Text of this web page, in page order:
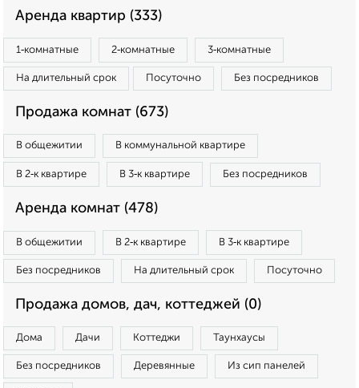
Аренда квартир (333)
1‑комнатные 2‑комнатные 3‑комнатные
На длительный срок Посуточно Без посредников
Продажа комнат (673)
В общежитии В коммунальной квартире
В 2‑к квартире В 3‑к квартире Без посредников
Аренда комнат (478)
В общежитии В 2‑к квартире В 3‑к квартире
Без посредников На длительный срок Посуточно
Продажа домов, дач, коттеджей (0)
Дома Дачи Коттеджи Таунхаусы
Без посредников Деревянные Из сип панелей